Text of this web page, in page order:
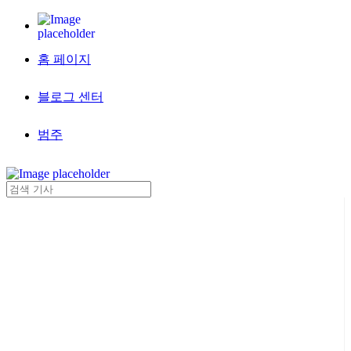
홈 페이지
블로그 센터
범주